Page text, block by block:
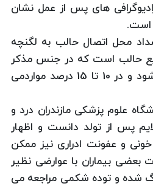
های پس از عمل نشان
است.
محل اتصال حالب به لگنچه
حالب است که در جنس مذکر
بیش از مونث دیده می شود و در 10 تا 15 درصد مواردمی
علوم پزشکی مازندران درد و
پس از تولد دانست و اظهار
و عفونت ادراری نیز ممکن
بیماران با عوارضی نظیر
شده و توده شکمی مراجعه می